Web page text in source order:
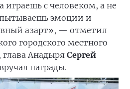
играешь с человеком, а не
эмоции и
азарт», — отметил
городского местного
Анадыря Сергей
награды.